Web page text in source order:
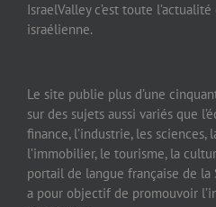
IsraelValley c’est toute
israélienne.
Le site publie plus d’une
sur des sujets aussi variés que
finance, l’industrie, les sciences,
l’immobilier, le tourisme, la
portail de langue française de
a pour objectif de promouvoir